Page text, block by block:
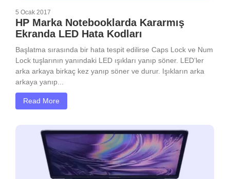
5 Ocak 2017
HP Marka Notebooklarda Kararmış
Ekranda LED Hata Kodları
Başlatma sırasında bir hata tespit edilirse Caps Lock ve Num
Lock tuşlarının yanındaki LED ışıkları yanıp söner. LED’ler
arka arkaya birkaç kez yanıp söner ve durur. Işıkların arka
arkaya yanıp...
Read More